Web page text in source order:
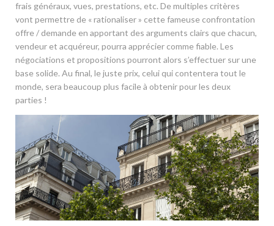
frais généraux, vues, prestations, etc. De multiples critères
vont permettre de « rationaliser » cette fameuse confrontation
offre / demande en apportant des arguments clairs que chacun,
vendeur et acquéreur, pourra apprécier comme fiable. Les
négociations et propositions pourront alors s’effectuer sur une
base solide. Au final, le juste prix, celui qui contentera tout le
monde, sera beaucoup plus facile à obtenir pour les deux
parties !